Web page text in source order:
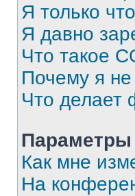
Я только
Я давно
Что такое
Почему я не
Что делает
Параметры
Как мне
На